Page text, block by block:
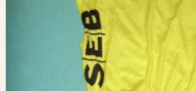
prodotto